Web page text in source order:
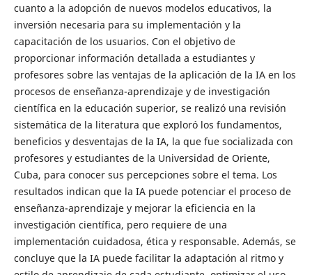
cuanto a la adopción de nuevos modelos educativos, la
inversión necesaria para su implementación y la
capacitación de los usuarios. Con el objetivo de
proporcionar información detallada a estudiantes y
profesores sobre las ventajas de la aplicación de la IA en los
procesos de enseñanza-aprendizaje y de investigación
científica en la educación superior, se realizó una revisión
sistemática de la literatura que exploró los fundamentos,
beneficios y desventajas de la IA, la que fue socializada con
profesores y estudiantes de la Universidad de Oriente,
Cuba, para conocer sus percepciones sobre el tema. Los
resultados indican que la IA puede potenciar el proceso de
enseñanza-aprendizaje y mejorar la eficiencia en la
investigación científica, pero requiere de una
implementación cuidadosa, ética y responsable. Además, se
concluye que la IA puede facilitar la adaptación al ritmo y